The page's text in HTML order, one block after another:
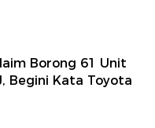
Borong 61 Unit
Begini Kata Toyota